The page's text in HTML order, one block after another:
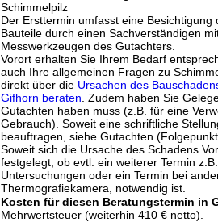
Schimmelpilz
Der Ersttermin umfasst eine
Bauteile durch einen Sachverständigen
Messwerkzeugen des Gutachters.
Vorort erhalten Sie Ihrem Bedarf
auch Ihre allgemeinen Fragen zu
direkt über die Ursachen des
Gifhorn beraten . Zudem haben Sie
Gutachten haben muss (z.B. für eine
Gebrauch). Soweit eine schriftliche
beauftragen, siehe Gutachten
Soweit sich die Ursache des Schadens
festgelegt, ob evtl. ein weiterer Termin
Untersuchungen oder ein Termin bei
Thermografiekamera, notwendig ist.
Kosten für diesen Beratungstermin in
Mehrwertsteuer (weiterhin 410 € netto).